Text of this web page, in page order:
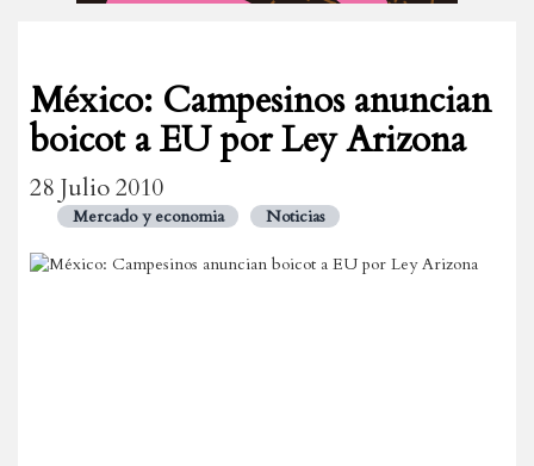
México: Campesinos anuncian
boicot a EU por Ley Arizona
28 Julio 2010
Mercado y economia Noticias